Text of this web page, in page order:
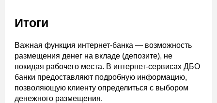
Итоги
Важная функция интернет-банка — возможность
размещения денег на вкладе (депозите), не
покидая рабочего места. В интернет-сервисах ДБО
банки предоставляют подробную информацию,
позволяющую клиенту определиться с выбором
денежного размещения.